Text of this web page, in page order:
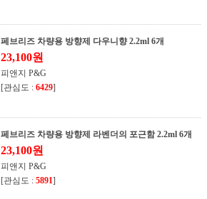
페브리즈 차량용 방향제 다우니향 2.2ml 6개
23,100원
피앤지 P&G
[관심도 : 6429]
페브리즈 차량용 방향제 라벤더의 포근함 2.2ml 6개
23,100원
피앤지 P&G
[관심도 : 5891]